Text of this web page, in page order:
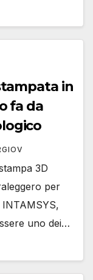
in
fa da
3D
per
uno dei…